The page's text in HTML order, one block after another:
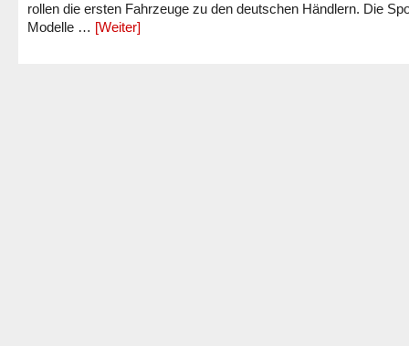
rollen die ersten Fahrzeuge zu den deutschen Händlern. Die
Modelle … [Weiter]